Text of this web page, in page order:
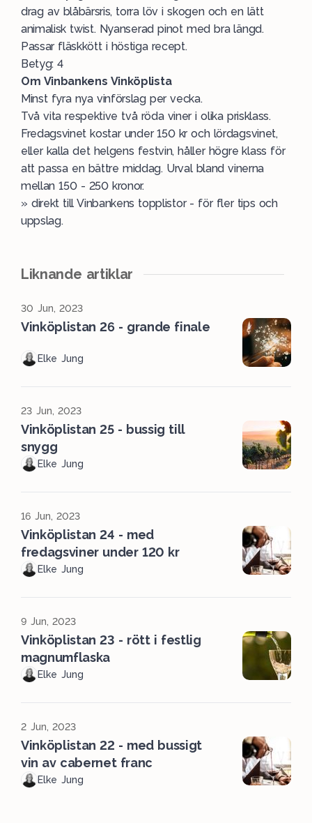
drag av blåbärsris, torra löv i skogen och en lätt
animalisk twist. Nyanserad pinot med bra längd.
Passar fläskkött i höstiga recept.
Betyg: 4
Om Vinbankens Vinköplista
Minst fyra nya vinförslag per vecka.
Två vita respektive två röda viner i olika prisklass.
Fredagsvinet kostar under 150 kr och lördagsvinet,
eller kalla det helgens festvin, håller högre klass för
att passa en bättre middag. Urval bland vinerna
mellan 150 - 250 kronor.
» direkt till Vinbankens topplistor - för fler tips och
uppslag.
Liknande artiklar
30 Jun, 2023
Vinköplistan 26 - grande finale
Elke Jung
23 Jun, 2023
Vinköplistan 25 - bussig till
snygg
Elke Jung
16 Jun, 2023
Vinköplistan 24 - med
fredagsviner under 120 kr
Elke Jung
9 Jun, 2023
Vinköplistan 23 - rött i festlig
magnumflaska
Elke Jung
2 Jun, 2023
Vinköplistan 22 - med bussigt
vin av cabernet franc
Elke Jung